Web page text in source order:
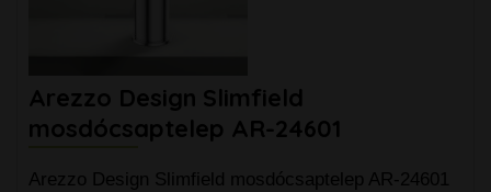
Arezzo Design Slimfield
mosdócsaptelep AR-24601
Arezzo Design Slimfield mosdócsaptelep AR-24601